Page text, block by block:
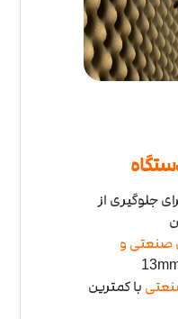
جلوگیری از
صنعتی و
با کمترین